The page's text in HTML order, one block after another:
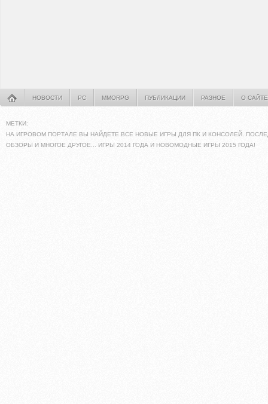
НОВОСТИ PC MMORPG ПУБЛИКАЦИИ РАЗНОЕ О САЙТЕ
МЕТКИ:
НА ИГРОВОМ ПОРТАЛЕ ВЫ НАЙДЕТЕ ВСЕ НОВЫЕ ИГРЫ ДЛЯ ПК И КОНСОЛЕЙ.
ОБЗОРЫ И МНОГОЕ ДРУГОЕ... ИГРЫ 2014 ГОДА И НОВОМОДНЫЕ ИГРЫ 2015 ГОДА!